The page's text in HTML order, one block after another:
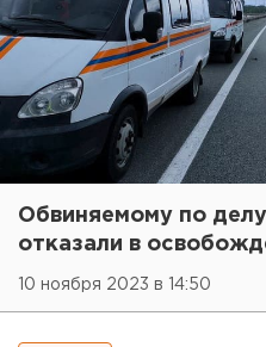
Обвиняемому по
отказали в
10 ноября 2023 в 14:50